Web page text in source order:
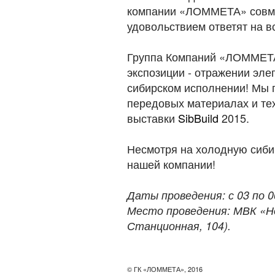
компании «ЛОММЕТА»
удовольствием ответят на
Группа Компаний
экспозиции - отражении
сибирском исполнении! Мы
передовых материалах и
выставки SibBuild 2015.
Несмотря на холодную
нашей компании!
Даты проведения: с 03 по
Место проведения: МВК
Станционная, 104).
© ГК «ЛОММЕТА», 2016